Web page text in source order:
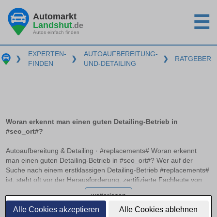
Alle Cookies akzeptieren Alle Cookies ablehnen
Automarkt
Landshut.de
Autos einfach finden ☰
❯
EXPERTEN-
FINDEN
❯
AUTOAUFBEREITUNG-
UND-DETAILING
❯ RATGEBER
Woran erkennt man einen guten Detailing-Betrieb in
#seo_ort#?
Autoaufbereitung & Detailing · #replacements# Woran erkennt
man einen guten Detailing-Betrieb in #seo_ort#? Wer auf der
Suche nach einem erstklassigen Detailing-Betrieb #replacements#
ist, steht oft vor der Herausforderung, zertifizierte Fachleute von
einfachen Aufbereitungsservices zu unterscheiden. Die Auswahl
kann überwältigend wirken, doch mit dem richtigen Wissen lassen
sich Qualität und Service unterscheiden. Hier erfahren Sie, an
weiterlesen